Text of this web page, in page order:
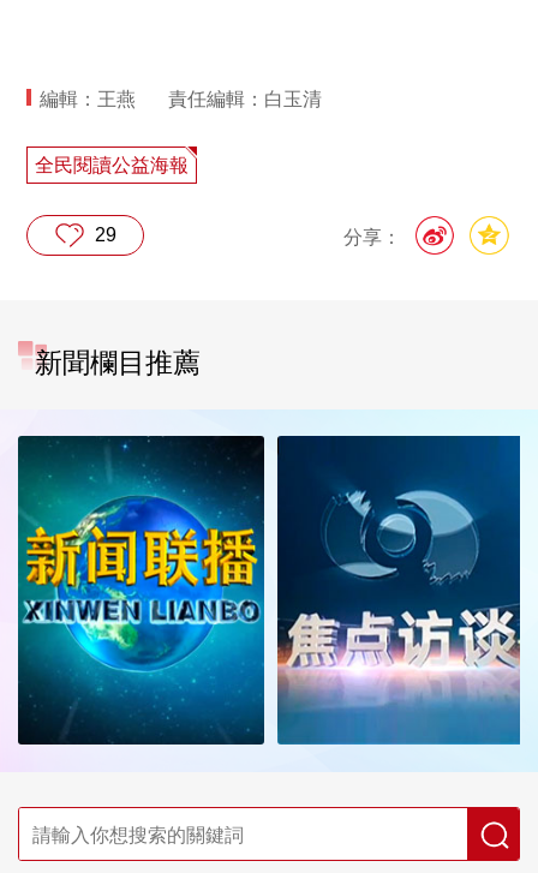
編輯：王燕 責任編輯：白玉清
全民閱讀公益海報
分享：
29
新聞欄目推薦